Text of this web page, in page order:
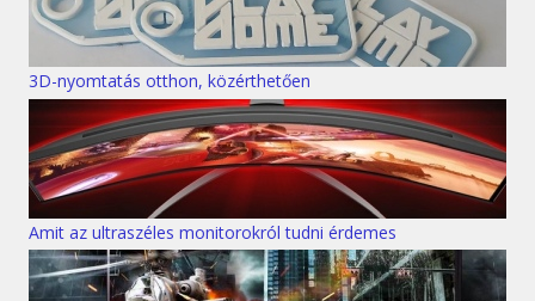
3D-nyomtatás otthon, közérthetően
Amit az ultraszéles monitorokról tudni érdemes